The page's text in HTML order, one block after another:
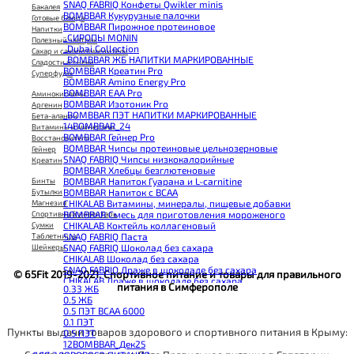
SNAQ FABRIQ Конфеты Qwikler minis
BOMBBAR Кукурузные палочки
BOMBBAR Пирожное протеиновое
_CИРОПЫ MONIN
_Dubai Collection
_BOMBBAR ЖБ НАПИТКИ МАРКИРОВАННЫЕ
BOMBBAR Креатин Pro
BOMBBAR Amino Energy Pro
BOMBBAR EAA Pro
BOMBBAR Изотоник Pro
_BOMBBAR ПЭТ НАПИТКИ МАРКИРОВАННЫЕ
14BOMBBAR_24
BOMBBAR Гейнер Pro
BOMBBAR Чипсы протеиновые цельнозерновые
SNAQ FABRIQ Чипсы низкокалорийные
BOMBBAR Хлебцы безглютеновые
BOMBBAR Напиток Гуарана и L-carnitine
BOMBBAR Напиток с BCAA
CHIKALAB Витамины, минералы, пищевые добавки
BOMBBAR Смесь для приготовления мороженого
CHIKALAB Коктейль коллагеновый
SNAQ FABRIQ Паста
SNAQ FABRIQ Шоколад без сахара
CHIKALAB Шоколад без сахара
SNAQ FABRIQ Драже в шоколаде без сахара
CHIKALAB Драже в шоколаде без сахара
BOMBBAR Каша овсяная с белком
BOMBBAR Джем низкокалорийный
BOMBBAR Сахарозаменитель
BOMBBAR Паста
CHIKALAB Паста
CHIKALAB Смеси для выпечки
0.33 ЖБ
0.5 ЖБ
0.5 ПЭТ ВСАА 6000
0.1 ПЭТ
0.5 ПЭТ
12BOMBBAR_Дек25
Бакалея
Готовые блюда
Напитки
Полезный завтрак
Сахар и сахарозаменители
Сладости и снеки
Суперфуды
Аминокислоты
Аргенин
Бета-аланин
Витамины и минералы
Восстановители
Гейнер
Креатин
Бинты
Бутылки
Магнезия
Спортивный инвентарь
Сумки
Таблетницы
Шейкеры
© 65Fit 2019-2021. Спортивное питание и товары для правильного
питания в Симферополе
Пункты выдачи товаров здорового и спортивного питания в Крыму: